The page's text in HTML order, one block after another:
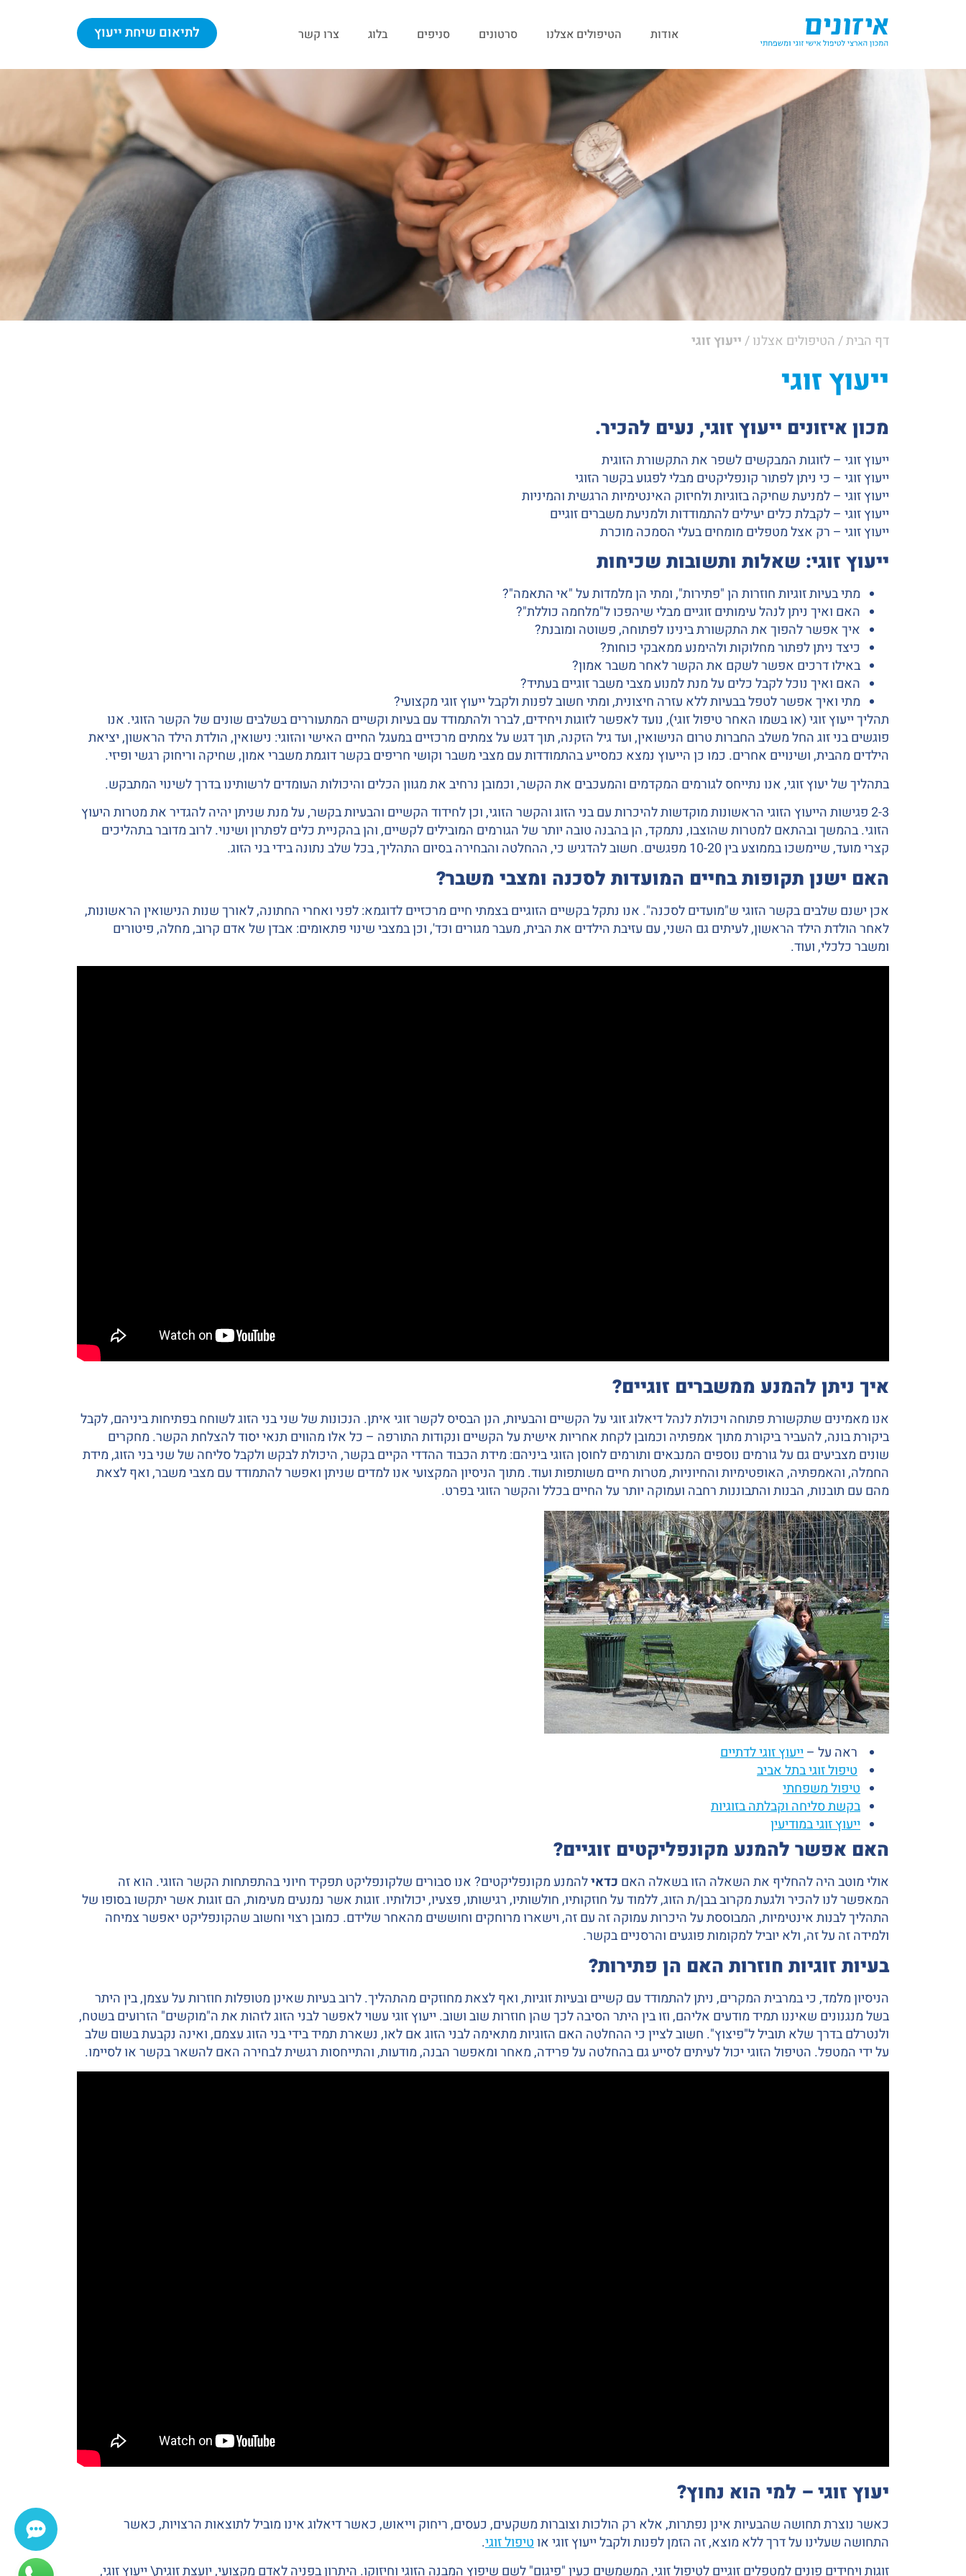
אודות הטיפולים אצלנו סרטונים סניפים בלוג צרו קשר לתיאום שיחת ייעוץ
דף הבית/ הטיפולים אצלנו/ייעוץ זוגי
ייעוץ זוגי
מכון איזונים ייעוץ זוגי, נעים להכיר.
ייעוץ זוגי – לזוגות המבקשים לשפר את התקשורת הזוגית
ייעוץ זוגי – כי ניתן לפתור קונפליקטים מבלי לפגוע בקשר הזוגי
ייעוץ זוגי – למניעת שחיקה בזוגיות ולחיזוק האינטימיות הרגשית והמיניות
ייעוץ זוגי – לקבלת כלים יעילים להתמודדות ולמניעת משברים זוגיים
ייעוץ זוגי – רק אצל מטפלים מומחים בעלי הסמכה מוכרת
ייעוץ זוגי: שאלות ותשובות שכיחות
מתי בעיות זוגיות חוזרות הן "פתירות", ומתי הן מלמדות על "אי התאמה"?
האם ואיך ניתן לנהל עימותים זוגיים מבלי שיהפכו ל"מלחמה כוללת"?
איך אפשר להפוך את התקשורת בינינו לפתוחה, פשוטה ומובנת?
כיצד ניתן לפתור מחלוקות ולהימנע ממאבקי כוחות?
באילו דרכים אפשר לשקם את הקשר לאחר משבר אמון?
האם ואיך נוכל לקבל כלים על מנת למנוע מצבי משבר זוגיים בעתיד?
מתי ואיך אפשר לטפל בבעיות ללא עזרה חיצונית, ומתי חשוב לפנות ולקבל ייעוץ זוגי מקצועי?
תהליך ייעוץ זוגי (או בשמו האחר טיפול זוגי), נועד לאפשר לזוגות ויחידים, לברר ולהתמודד עם בעיות וקשיים המתעוררים בשלבים שונים של הקשר הזוגי. אנו
פוגשים בני זוג החל משלב החברות טרום הנישואין, ועד גיל הזקנה, תוך דגש על צמתים מרכזיים במעגל החיים האישי והזוגי: נישואין, הולדת הילד הראשון, יציאת
הילדים מהבית, ושינויים אחרים. כמו כן הייעוץ נמצא כמסייע בהתמודדות עם מצבי משבר וקושי חריפים בקשר דוגמת משברי אמון, שחיקה וריחוק רגשי ופיזי.
בתהליך של יעוץ זוגי, אנו נתייחס לגורמים המקדמים והמעכבים את הקשר, וכמובן נרחיב את מגוון הכלים והיכולות העומדים לרשותינו בדרך לשינוי המתבקש.
2-3 פגישות הייעוץ הזוגי הראשונות מוקדשות להיכרות עם בני הזוג והקשר הזוגי, וכן לחידוד הקשיים והבעיות בקשר, על מנת שניתן יהיה להגדיר את מטרות היעוץ
הזוגי. בהמשך ובהתאם למטרות שהוצבו, נתמקד, הן בהבנה טובה יותר של הגורמים המובילים לקשיים, והן בהקניית כלים לפתרון ושינוי. לרוב מדובר בתהליכים
קצרי מועד, שיימשכו בממוצע בין 10-20 מפגשים. חשוב להדגיש כי, ההחלטה והבחירה בסיום התהליך, בכל שלב נתונה בידי בני הזוג.
האם ישנן תקופות בחיים המועדות לסכנה ומצבי משבר?
אכן ישנם שלבים בקשר הזוגי ש"מועדים לסכנה". אנו נתקל בקשיים הזוגיים בצמתי חיים מרכזיים לדוגמא: לפני ואחרי החתונה, לאורך שנות הנישואין הראשונות,
לאחר הולדת הילד הראשון, לעיתים גם השני, עם עזיבת הילדים את הבית, מעבר מגורים וכד', וכן במצבי שינוי פתאומים: אבדן של אדם קרוב, מחלה, פיטורים
ומשבר כלכלי, ועוד.
איך ניתן להמנע ממשברים זוגיים?
אנו מאמינים שתקשורת פתוחה ויכולת לנהל דיאלוג זוגי על הקשיים והבעיות, הנן הבסיס לקשר זוגי איתן. הנכונות של שני בני הזוג לשוחח בפתיחות ביניהם, לקבל
ביקורת בונה, להעביר ביקורת מתוך אמפתיה וכמובן לקחת אחריות אישית על הקשיים ונקודות התורפה – כל אלו מהווים תנאי יסוד להצלחת הקשר. מחקרים
שונים מצביעים גם על גורמים נוספים המנבאים ותורמים לחוסן הזוגי ביניהם: מידת הכבוד ההדדי הקיים בקשר, היכולת לבקש ולקבל סליחה של שני בני הזוג, מידת
החמלה, והאמפתיה, האופטימיות והחיוניות, מטרות חיים משותפות ועוד. מתוך הניסיון המקצועי אנו למדים שניתן ואפשר להתמודד עם מצבי משבר, ואף לצאת
מהם עם תובנות, הבנות והתבוננות רחבה ועמוקה יותר על החיים בכלל והקשר הזוגי בפרט.
ראה על –ייעוץ זוגי לדתיים
טיפול זוגי בתל אביב
טיפול משפחתי
בקשת סליחה וקבלתה בזוגיות
ייעוץ זוגי במודיעין
האם אפשר להמנע מקונפליקטים זוגיים?
אולי מוטב היה להחליף את השאלה הזו בשאלה האם כדאילהמנע מקונפליקטים? אנו סבורים שלקונפליקט תפקיד חיוני בהתפתחות הקשר הזוגי. הוא זה
המאפשר לנו להכיר ולגעת מקרוב בבן/ת הזוג, ללמוד על חוזקותיו, חולשותיו, רגישותו, פצעיו, יכולותיו. זוגות אשר נמנעים מעימות, הם זוגות אשר יתקשו בסופו של
התהליך לבנות אינטימיות, המבוססת על היכרות עמוקה זה עם זה, וישארו מרוחקים וחוששים מהאחר שלידם. כמובן רצוי וחשוב שהקונפליקט יאפשר צמיחה
ולמידה זה על זה, ולא יוביל למקומות פוגעים והרסניים בקשר.
בעיות זוגיות חוזרות האם הן פתירות?
הניסיון מלמד, כי במרבית המקרים, ניתן להתמודד עם קשיים ובעיות זוגיות, ואף לצאת מחוזקים מהתהליך. לרוב בעיות שאינן מטופלות חוזרות על עצמן, בין היתר
בשל מנגנונים שאיננו תמיד מודעים אליהם, וזו בין היתר הסיבה לכך שהן חוזרות שוב ושוב. ייעוץ זוגי עשוי לאפשר לבני הזוג לזהות את ה"מוקשים" הזרועים בשטח,
ולנטרלם בדרך שלא תוביל ל"פיצוץ". חשוב לציין כי ההחלטה האם הזוגיות מתאימה לבני הזוג אם לאו, נשארת תמיד בידי בני הזוג עצמם, ואינה נקבעת בשום שלב
על ידי המטפל. הטיפול הזוגי יכול לעיתים לסייע גם בהחלטה על פרידה, מאחר ומאפשר הבנה, מודעות, והתייחסות רגשית לבחירה האם להשאר בקשר או לסיימו.
יעוץ זוגי – למי הוא נחוץ?
כאשר נוצרת תחושה שהבעיות אינן נפתרות, אלא רק הולכות וצוברות משקעים, כעסים, ריחוק וייאוש, כאשר דיאלוג אינו מוביל לתוצאות הרצויות, כאשר
התחושה שעלינו על דרך ללא מוצא, זה הזמן לפנות ולקבל ייעוץ זוגי אוטיפול זוגי.
זוגות ויחידים פונים למטפלים זוגיים לטיפול זוגי, המשמשים כעין "פיגום" לשם שיפוץ המבנה הזוגי וחיזוקו. היתרון בפניה לאדם מקצועי, יועצת זוגית\ ייעוץ זוגי,